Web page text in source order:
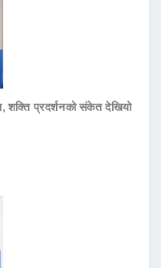
शक्ति प्रदर्शनको संकेत देखियो